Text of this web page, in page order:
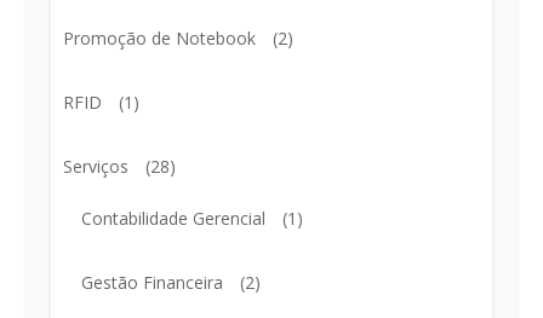
Promoção de Notebook (2)
RFID (1)
Serviços (28)
Contabilidade Gerencial (1)
Gestão Financeira (2)